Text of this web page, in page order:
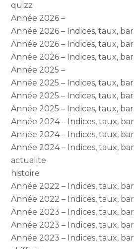
quizz
Année 2026 –
Année 2026 – Indices, taux,
Année 2026 – Indices, taux,
Année 2026 – Indices, taux,
Année 2025 –
Année 2025 – Indices, taux,
Année 2025 – Indices, taux,
Année 2025 – Indices, taux,
Année 2024 – Indices, taux,
Année 2024 – Indices, taux,
Année 2024 – Indices, taux,
actualite
histoire
Année 2022 – Indices, taux,
Année 2022 – Indices, taux,
Année 2023 – Indices, taux,
Année 2023 – Indices, taux,
Année 2023 – Indices, taux,